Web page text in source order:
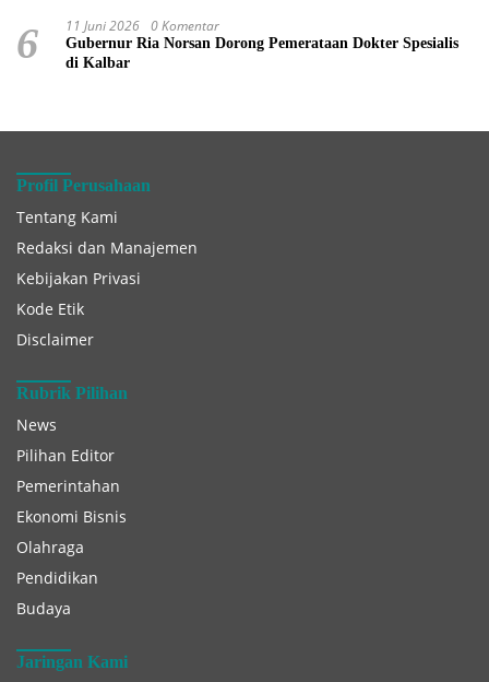
6 11 Juni 2026 0 Komentar
Gubernur Ria Norsan Dorong Pemerataan Dokter Spesialis
di Kalbar
Profil Perusahaan
Tentang Kami
Redaksi dan Manajemen
Kebijakan Privasi
Kode Etik
Disclaimer
Rubrik Pilihan
News
Pilihan Editor
Pemerintahan
Ekonomi Bisnis
Olahraga
Pendidikan
Budaya
Jaringan Kami